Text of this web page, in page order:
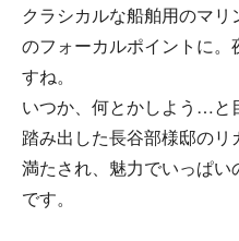
クラシカルな船舶用のマ
のフォーカルポイントに
すね。
いつか、何とかしよう…と
踏み出した長谷部様邸の
満たされ、魅力でいっぱい
です。